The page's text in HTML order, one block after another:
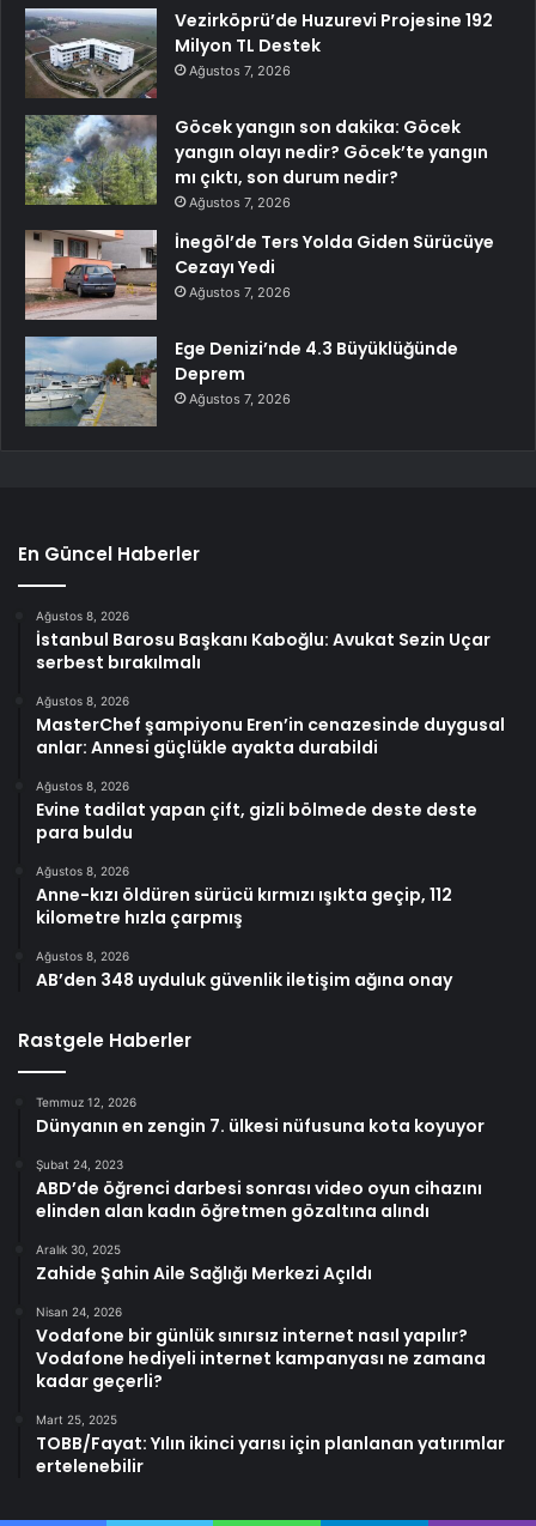
Vezirköprü’de Huzurevi Projesine 192
Milyon TL Destek
Ağustos 7, 2026
Göcek yangın son dakika: Göcek
yangın olayı nedir? Göcek’te yangın
mı çıktı, son durum nedir?
Ağustos 7, 2026
İnegöl’de Ters Yolda Giden Sürücüye
Cezayı Yedi
Ağustos 7, 2026
Ege Denizi’nde 4.3 Büyüklüğünde
Deprem
Ağustos 7, 2026
En Güncel Haberler
Ağustos 8, 2026
İstanbul Barosu Başkanı Kaboğlu: Avukat Sezin Uçar
serbest bırakılmalı
Ağustos 8, 2026
MasterChef şampiyonu Eren’in cenazesinde duygusal
anlar: Annesi güçlükle ayakta durabildi
Ağustos 8, 2026
Evine tadilat yapan çift, gizli bölmede deste deste
para buldu
Ağustos 8, 2026
Anne-kızı öldüren sürücü kırmızı ışıkta geçip, 112
kilometre hızla çarpmış
Ağustos 8, 2026
AB’den 348 uyduluk güvenlik iletişim ağına onay
Rastgele Haberler
Temmuz 12, 2026
Dünyanın en zengin 7. ülkesi nüfusuna kota koyuyor
Şubat 24, 2023
ABD’de öğrenci darbesi sonrası video oyun cihazını
elinden alan kadın öğretmen gözaltına alındı
Aralık 30, 2025
Zahide Şahin Aile Sağlığı Merkezi Açıldı
Nisan 24, 2026
Vodafone bir günlük sınırsız internet nasıl yapılır?
Vodafone hediyeli internet kampanyası ne zamana
kadar geçerli?
Mart 25, 2025
TOBB/Fayat: Yılın ikinci yarısı için planlanan yatırımlar
ertelenebilir